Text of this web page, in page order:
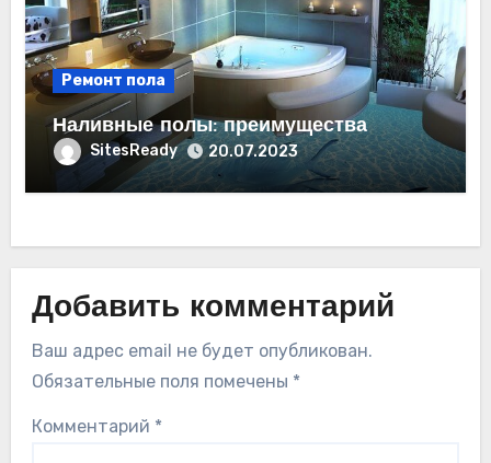
Ремонт пола
Наливные полы: преимущества
SitesReady 20.07.2023
Добавить комментарий
Ваш адрес email не будет опубликован.
Обязательные поля помечены *
Комментарий *